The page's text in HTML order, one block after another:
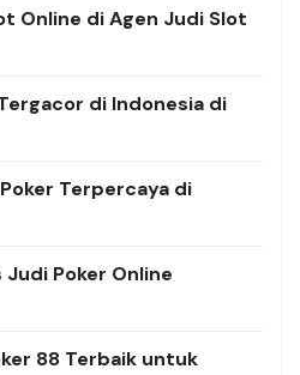
Online di Agen Judi Slot
di Indonesia di
Terpercaya di
Poker Online
88 Terbaik untuk